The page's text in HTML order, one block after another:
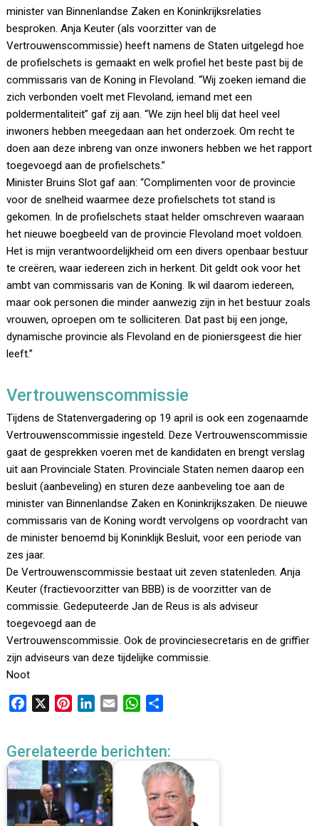
minister van Binnenlandse Zaken en Koninkrijksrelaties
besproken. Anja Keuter (als voorzitter van de
Vertrouwenscommissie) heeft namens de Staten uitgelegd hoe
de profielschets is gemaakt en welk profiel het beste past bij de
commissaris van de Koning in Flevoland. “Wij zoeken iemand die
zich verbonden voelt met Flevoland, iemand met een
poldermentaliteit” gaf zij aan. “We zijn heel blij dat heel veel
inwoners hebben meegedaan aan het onderzoek. Om recht te
doen aan deze inbreng van onze inwoners hebben we het rapport
toegevoegd aan de profielschets.”
Minister Bruins Slot gaf aan: “Complimenten voor de provincie
voor de snelheid waarmee deze profielschets tot stand is
gekomen. In de profielschets staat helder omschreven waaraan
het nieuwe boegbeeld van de provincie Flevoland moet voldoen.
Het is mijn verantwoordelijkheid om een divers openbaar bestuur
te creëren, waar iedereen zich in herkent. Dit geldt ook voor het
ambt van commissaris van de Koning. Ik wil daarom iedereen,
maar ook personen die minder aanwezig zijn in het bestuur zoals
vrouwen, oproepen om te solliciteren. Dat past bij een jonge,
dynamische provincie als Flevoland en de pioniersgeest die hier
leeft.”
Vertrouwenscommissie
Tijdens de Statenvergadering op 19 april is ook een zogenaamde
Vertrouwenscommissie ingesteld. Deze Vertrouwenscommissie
gaat de gesprekken voeren met de kandidaten en brengt verslag
uit aan Provinciale Staten. Provinciale Staten nemen daarop een
besluit (aanbeveling) en sturen deze aanbeveling toe aan de
minister van Binnenlandse Zaken en Koninkrijkszaken. De nieuwe
commissaris van de Koning wordt vervolgens op voordracht van
de minister benoemd bij Koninklijk Besluit, voor een periode van
zes jaar.
De Vertrouwenscommissie bestaat uit zeven statenleden. Anja
Keuter (fractievoorzitter van BBB) is de voorzitter van de
commissie. Gedeputeerde Jan de Reus is als adviseur
toegevoegd aan de
Vertrouwenscommissie. Ook de provinciesecretaris en de griffier
zijn adviseurs van deze tijdelijke commissie.
Noot
e
b
o
o
k
t
e
r
e
s
k
e
d
I
n
i
W
t
s
A
p
e
n
Gerelateerde berichten: